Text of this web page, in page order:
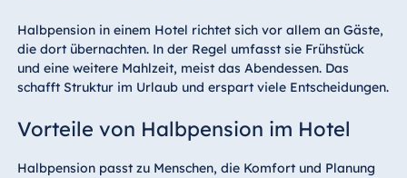
Halbpension in einem Hotel richtet sich vor allem an Gäste,
die dort übernachten. In der Regel umfasst sie Frühstück
und eine weitere Mahlzeit, meist das Abendessen. Das
schafft Struktur im Urlaub und erspart viele Entscheidungen.
Vorteile von Halbpension im Hotel
Halbpension passt zu Menschen, die Komfort und Planung